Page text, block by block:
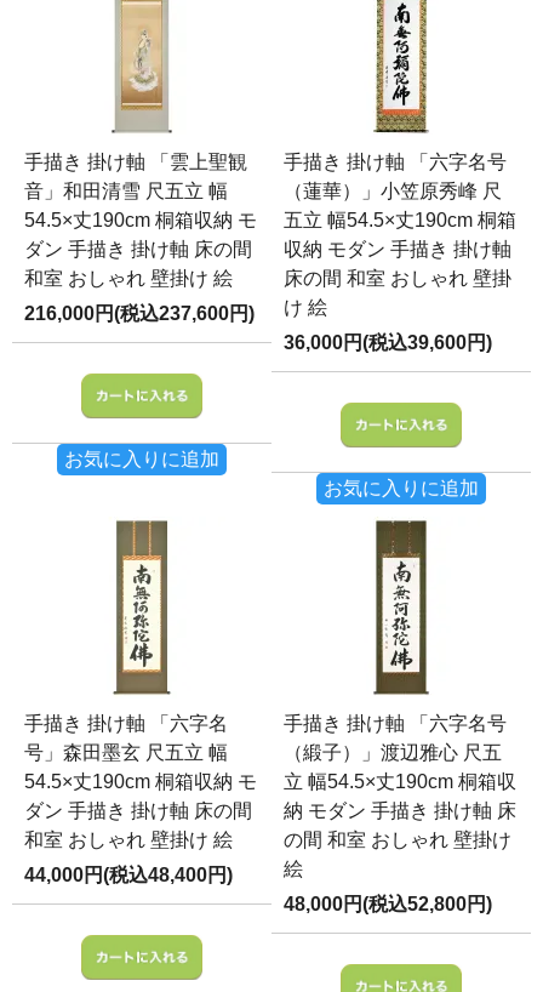
手描き 掛け軸 「雲上聖観
音」和田清雪 尺五立 幅
54.5×丈190cm 桐箱収納 モ
ダン 手描き 掛け軸 床の間
和室 おしゃれ 壁掛け 絵
216,000円(税込237,600円)
お気に入りに追加
手描き 掛け軸 「六字名号
（蓮華）」小笠原秀峰 尺
五立 幅54.5×丈190cm 桐箱
収納 モダン 手描き 掛け軸
床の間 和室 おしゃれ 壁掛
け 絵
36,000円(税込39,600円)
お気に入りに追加
手描き 掛け軸 「六字名
号」森田墨玄 尺五立 幅
54.5×丈190cm 桐箱収納 モ
ダン 手描き 掛け軸 床の間
和室 おしゃれ 壁掛け 絵
44,000円(税込48,400円)
手描き 掛け軸 「六字名号
（緞子）」渡辺雅心 尺五
立 幅54.5×丈190cm 桐箱収
納 モダン 手描き 掛け軸 床
の間 和室 おしゃれ 壁掛け
絵
48,000円(税込52,800円)